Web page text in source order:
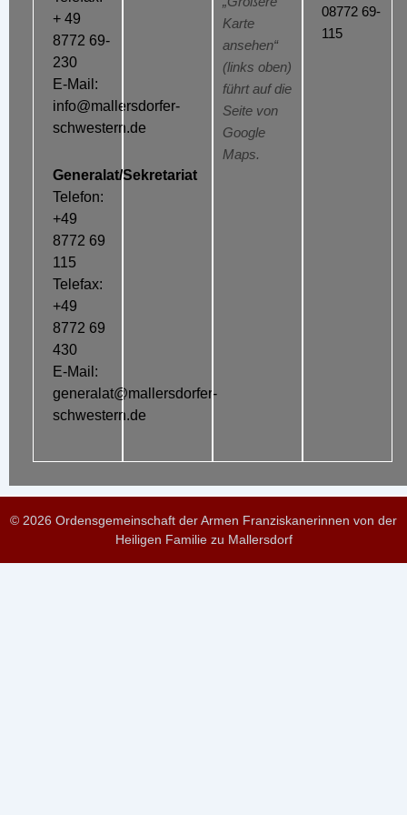
+ 49
8772 69-
230
E-Mail:
info@mallersdorfer-
schwestern.de
Generalat/Sekretariat
Telefon:
+49
8772 69
115
Telefax:
+49
8772 69
430
E-Mail:
generalat@mallersdorfer-
schwestern.de
Karte
ansehen“
(links oben)
führt auf die
Seite von
Google
Maps.
08772 69-
115
© 2026 Ordensgemeinschaft der Armen Franziskanerinnen von der
Heiligen Familie zu Mallersdorf